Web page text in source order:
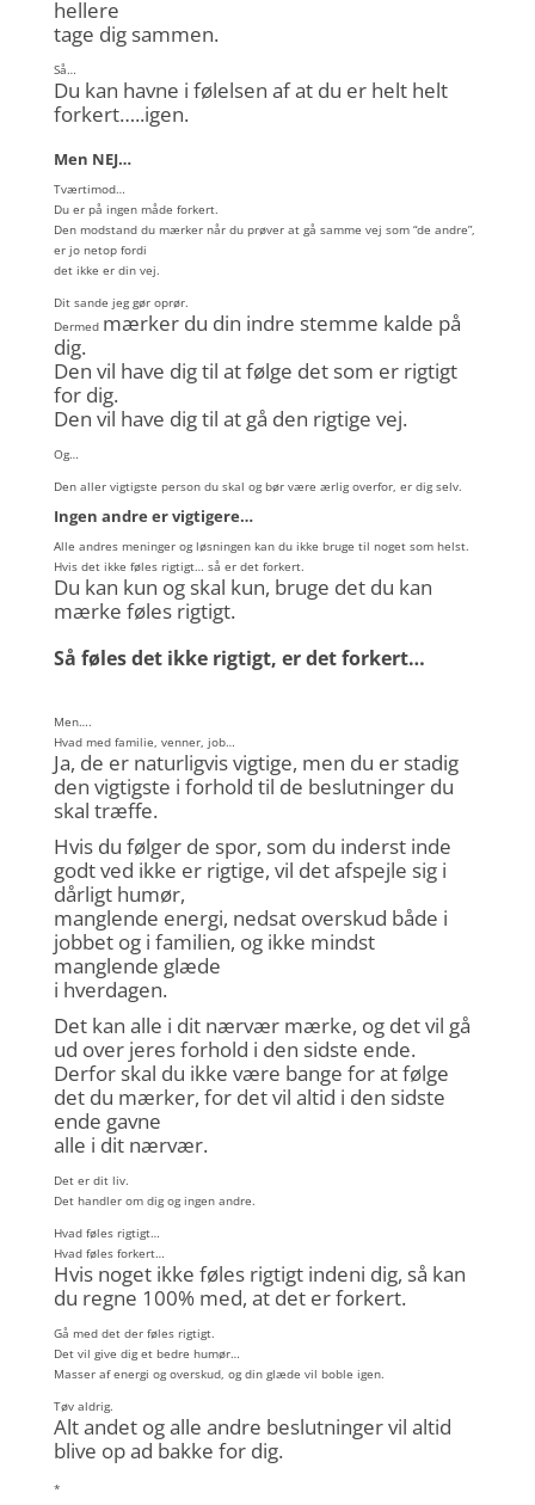
hellere
tage dig sammen.
Så…
Du kan havne i følelsen af at du er helt helt
forkert…..igen.
Men NEJ…
Tværtimod…
Du er på ingen måde forkert.
Den modstand du mærker når du prøver at gå samme vej som “de andre”,
er jo netop fordi
det ikke er din vej.
Dit sande jeg gør oprør.
Dermed mærker du din indre stemme kalde på
dig.
Den vil have dig til at følge det som er rigtigt
for dig.
Den vil have dig til at gå den rigtige vej.
Og…
Den aller vigtigste person du skal og bør være ærlig overfor, er dig selv.
Ingen andre er vigtigere…
Alle andres meninger og løsningen kan du ikke bruge til noget som helst.
Hvis det ikke føles rigtigt… så er det forkert.
Du kan kun og skal kun, bruge det du kan
mærke føles rigtigt.
Så føles det ikke rigtigt, er det forkert…
Men….
Hvad med familie, venner, job…
Ja, de er naturligvis vigtige, men du er stadig
den vigtigste i forhold til de beslutninger du
skal træffe.
Hvis du følger de spor, som du inderst inde
godt ved ikke er rigtige, vil det afspejle sig i
dårligt humør,
manglende energi, nedsat overskud både i
jobbet og i familien, og ikke mindst
manglende glæde
i hverdagen.
Det kan alle i dit nærvær mærke, og det vil gå
ud over jeres forhold i den sidste ende.
Derfor skal du ikke være bange for at følge
det du mærker, for det vil altid i den sidste
ende gavne
alle i dit nærvær.
Det er dit liv.
Det handler om dig og ingen andre.
Hvad føles rigtigt…
Hvad føles forkert…
Hvis noget ikke føles rigtigt indeni dig, så kan
du regne 100% med, at det er forkert.
Gå med det der føles rigtigt.
Det vil give dig et bedre humør…
Masser af energi og overskud, og din glæde vil boble igen.
Tøv aldrig.
Alt andet og alle andre beslutninger vil altid
blive op ad bakke for dig.
*